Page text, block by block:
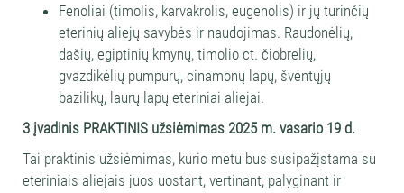
Fenoliai (timolis, karvakrolis, eugenolis) ir jų turinčių
eterinių aliejų savybės ir naudojimas. Raudonėlių,
dašių, egiptinių kmynų, timolio ct. čiobrelių,
gvazdikėlių pumpurų, cinamonų lapų, šventųjų
bazilikų, laurų lapų eteriniai aliejai.
3 įvadinis PRAKTINIS užsiėmimas 2025 m. vasario 19 d.
Tai praktinis užsiėmimas, kurio metu bus susipažįstama su
eteriniais aliejais juos uostant, vertinant, palyginant ir